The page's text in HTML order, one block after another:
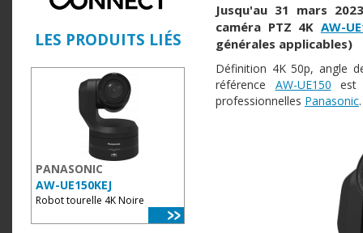
LES PRODUITS LIÉS
PANASONIC
AW-UE150KEJ
Robot tourelle 4K Noire
Jusqu'au 31 mars
caméra PTZ 4K AW-
générales applicables)
Définition 4K 50p, angle
référence AW-UE150 est
professionnelles Panasonic.